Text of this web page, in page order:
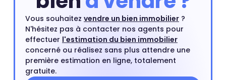
Vous souhaitez vendre un bien immobilier ?
N'hésitez pas à contacter nos agents pour
effectuer l'estimation du bien immobilier
concerné ou réalisez sans plus attendre une
première estimation en ligne, totalement
gratuite.